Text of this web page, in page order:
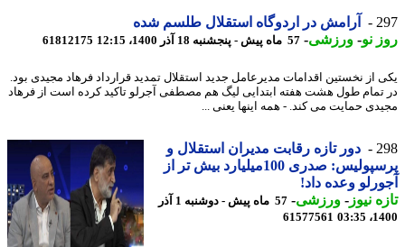
آرامش در اردوگاه استقلال طلسم شده
نو- ورزشی-57 ماه پیش - پنجشنبه 18 آذر 1400، 12:15 61812175
از نخستین اقدامات مدیرعامل جدید استقلال تمدید قرارداد فرهاد مجیدی بود.
طول هشت هفته ابتدایی لیگ هم مصطفی آجرلو تاکید کرده است از فرهاد
حمایت می کند. - همه اینها یعنی ...
دور تازه رقابت مدیران استقلال و
پرسپولیس: صدری 100میلیارد بیش تر از
وعده داد!
نیوز-ورزشی-
57 ماه پیش - دوشنبه 1 آذر
61577561